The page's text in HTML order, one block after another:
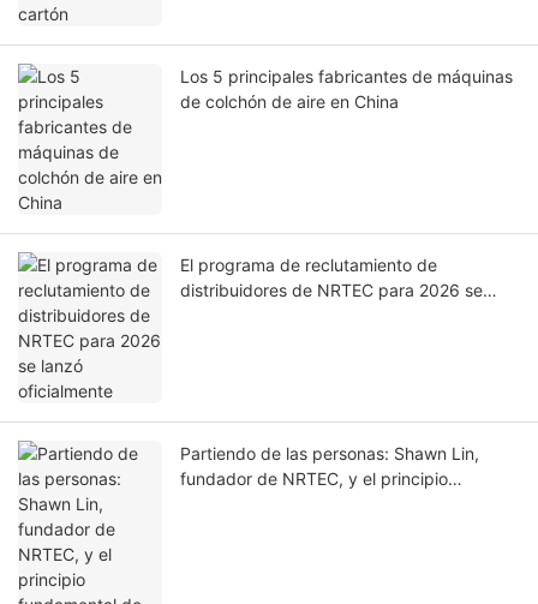
Los 5 principales fabricantes de máquinas
de colchón de aire en China
El programa de reclutamiento de
distribuidores de NRTEC para 2026 se
Partiendo de las personas: Shawn Lin,
fundador de NRTEC, y el principio